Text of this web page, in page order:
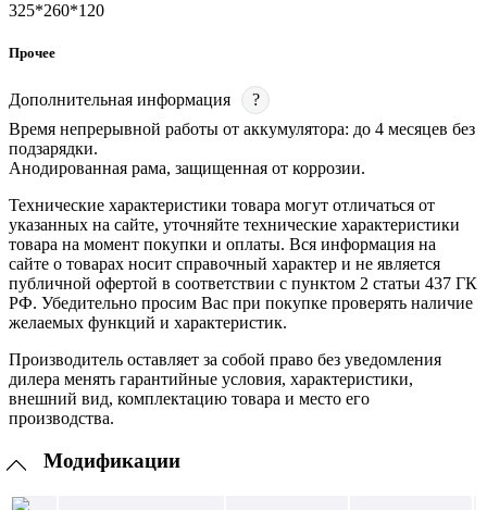
325*260*120
Прочее
Дополнительная информация
?
Время непрерывной работы от аккумулятора: до 4 месяцев без
подзарядки.
Анодированная рама, защищенная от коррозии.
Технические характеристики товара могут отличаться от
указанных на сайте, уточняйте технические характеристики
товара на момент покупки и оплаты. Вся информация на
сайте о товарах носит справочный характер и не является
публичной офертой в соответствии с пунктом 2 статьи 437 ГК
РФ. Убедительно просим Вас при покупке проверять наличие
желаемых функций и характеристик.
Производитель оставляет за собой право без уведомления
дилера менять гарантийные условия, характеристики,
внешний вид, комплектацию товара и место его
производства.
Модификации